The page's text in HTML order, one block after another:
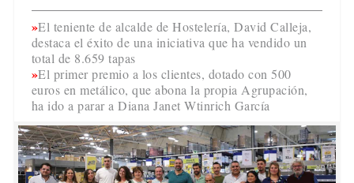
El teniente de alcalde de Hostelería, David Calleja,
destaca el éxito de una iniciativa que ha vendido un
total de 8.659 tapas
El primer premio a los clientes, dotado con 500
euros en metálico, que abona la propia Agrupación,
ha ido a parar a Diana Janet Wtinrich García